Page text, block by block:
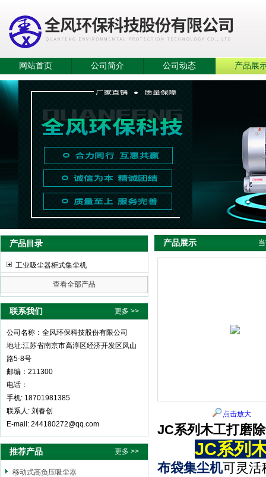
网站首页 公司简介 公司动态 产品展
产品目录
工业吸尘器柜式集尘机
查看全部产品
联系我们 更多 >>
公司名称：全风环保科技股份有限公司
地址:江苏省南京市高淳区经济开发区凤山
路5-8号
邮编：211300
电话：
手机: 18701981385
联系人: 刘春创
E-mail: 244180272@qq.com
推荐产品 更多 >>
移动式高负压吸尘器
产品展示
点击放大
JC系列木工打磨
JC系列
布袋集尘机可灵活